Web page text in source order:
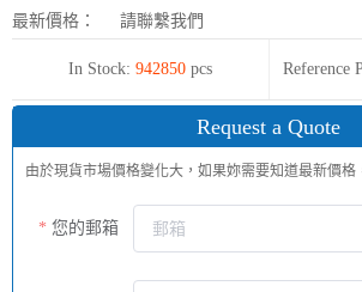
最新價格：
請聯繫我們
In Stock: 942850 pcs Reference
Request a Quote
由於現貨市場價格變化大，如果妳需要知道最新價格
您的郵箱